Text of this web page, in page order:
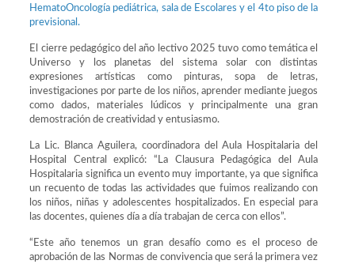
HematoOncología pediátrica, sala de Escolares y el 4to piso de la
previsional.
El cierre pedagógico del año lectivo 2025 tuvo como temática el
Universo y los planetas del sistema solar con distintas
expresiones artísticas como pinturas, sopa de letras,
investigaciones por parte de los niños, aprender mediante juegos
como dados, materiales lúdicos y principalmente una gran
demostración de creatividad y entusiasmo.
La Lic. Blanca Aguilera, coordinadora del Aula Hospitalaria del
Hospital Central explicó: “La Clausura Pedagógica del Aula
Hospitalaria significa un evento muy importante, ya que significa
un recuento de todas las actividades que fuimos realizando con
los niños, niñas y adolescentes hospitalizados. En especial para
las docentes, quienes día a día trabajan de cerca con ellos”.
“Este año tenemos un gran desafío como es el proceso de
aprobación de las Normas de convivencia que será la primera vez